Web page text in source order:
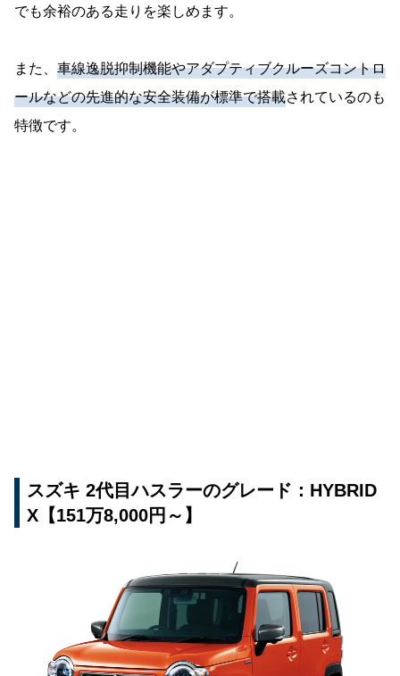
でも余裕のある走りを楽しめます。
また、 車線逸脱抑制機能やアダプティブクルーズコントロ
ールなどの先進的な安全装備が標準で搭載されているのも
特徴です。
スズキ 2代目ハスラーのグレード：HYBRID
X【151万8,000円～】